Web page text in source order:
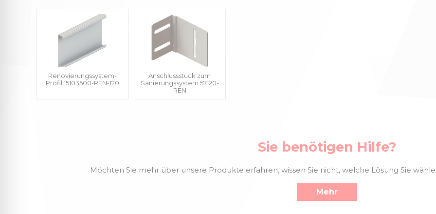
Renovierungssystem-
Profil 15103500-REN-120
Anschlussstück zum
Sanierungssystem 57120-
REN
Sie benötigen Hilfe?
Möchten Sie mehr über unsere Produkte erfahren, wissen Sie nicht, welche Lösung Sie
Mehr